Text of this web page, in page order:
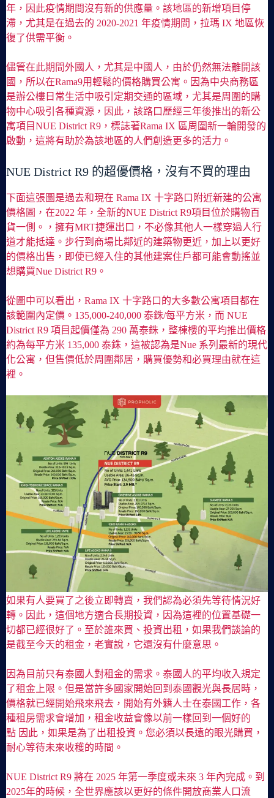
年，因此疫情期間沒有新的供應量。該地區的新增項目停
滯，尤其是在過去的 2020-2021 年疫情期間，拉瑪 IX 地區恢
復了供需平衡。
儘管在此期間外國人，尤其是中國人，由於仍然無法離開該
國，所以在Rama9用輕鬆的價格購買公寓。因為中央商務區
是辦公樓日常生活中吸引定期交通的區域，尤其是周圍的購
物中心吸引各種資源，因此，該路口歷經三年後推出的新公
寓項目NUE District R9，標誌著Rama IX 區周圍新一輪開發的
啟動，這將有助於為該地區的人們創造更多的活力。
NUE District R9 的超優價格，沒有不買的理由
下面這張圖是過去和現在 Rama IX 十字路口附近新建的公寓
價格圖，在2022 年，全新的NUE District R9項目位於購物百
貨一側。，擁有MRT捷運出口，不必像其他人一樣穿過人行
道才能抵達。步行到商場比鄰近的建築物更近，加上以更好
的價格出售，即使已經入住的其他建案住戶都可能會動搖並
想購買Nue District R9。
從圖中可以看出，Rama IX 十字路口的大多數公寓項目都在
該範圍內定價。135,000-240,000 泰銖/每平方米，而 NUE
District R9 項目起價僅為 290 萬泰銖，整棟樓的平均推出價格
約為每平方米 135,000 泰銖，這被認為是Nue 系列最新的現代
化公寓，但售價低於周圍鄰居，購買優勢和必買理由就在這
裡。
如果有人要買了之後立即轉賣，我們認為必須先等待情況好
轉。因此，這個地方適合長期投資，因為這裡的位置基礎一
切都已經很好了。至於誰來買、投資出租，如果我們談論的
是截至今天的租金，老實說，它還沒有什麼意思。
因為目前只有泰國人對租金的需求。泰國人的平均收入規定
了租金上限。但是當許多國家開始回到泰國觀光與長居時，
價格就已經開始飛來飛去，開始有外籍人士在泰國工作，各
種租房需求會增加，租金收益會像以前一樣回到一個好的
點 因此，如果是為了出租投資。您必須以長遠的眼光購買，
耐心等待未來收穫的時間。
NUE District R9 將在 2025 年第一季度或未來 3 年內完成。到
2025年的時候，全世界應該以更好的條件開放商業人口流